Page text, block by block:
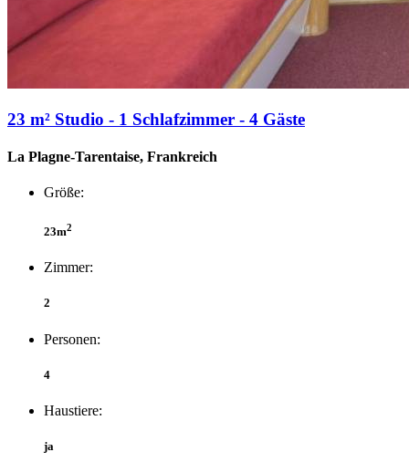
23 m² Studio - 1 Schlafzimmer - 4 Gäste
La Plagne-Tarentaise, Frankreich
Größe:
23m2
Zimmer:
2
Personen:
4
Haustiere:
ja